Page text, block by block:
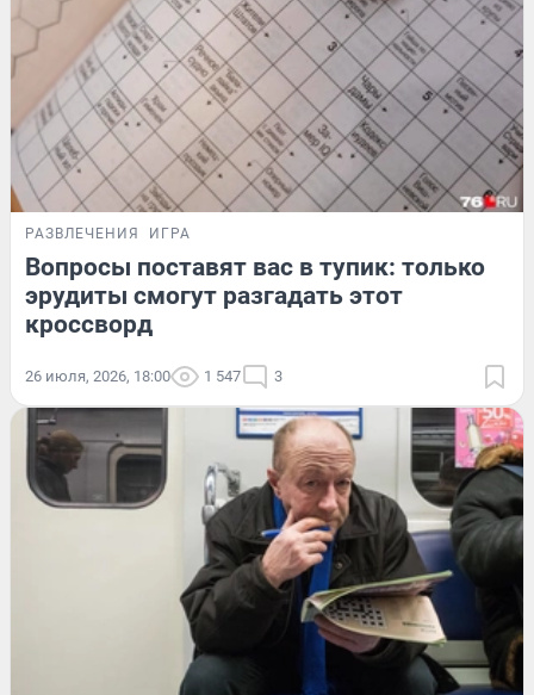
РАЗВЛЕЧЕНИЯ ИГРА
Вопросы поставят вас в тупик: только
эрудиты смогут разгадать этот
кроссворд
26 июля, 2026, 18:00 1 547 3